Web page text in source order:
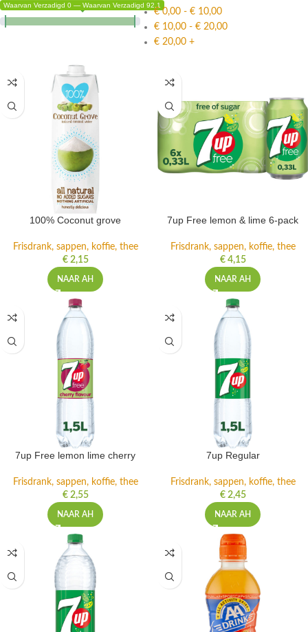
Waarvan Verzadigd 0 — Waarvan Verzadigd 92.1
€0,00 - € 10,00
€ 10,00 - € 20,00
€ 20,00 +
100% Coconut grove
Frisdrank, sappen, koffie, thee
€2,15
NAAR AH
7up Free lemon & lime 6-pack
Frisdrank, sappen, koffie, thee
€4,15
NAAR AH
7up Free lemon lime cherry
Frisdrank, sappen, koffie, thee
€2,55
NAAR AH
7up Regular
Frisdrank, sappen, koffie, thee
€2,45
NAAR AH